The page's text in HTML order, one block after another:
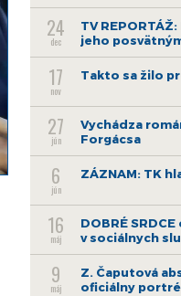
24
dec
TV
jeho
17
nov
Takto sa žilo
27
jún
Vychádza
Forgácsa
6
jún
ZÁZNAM: TK
16
máj
DOBRÉ
v sociálnych
9
máj
Z. Čaputová
oficiálny